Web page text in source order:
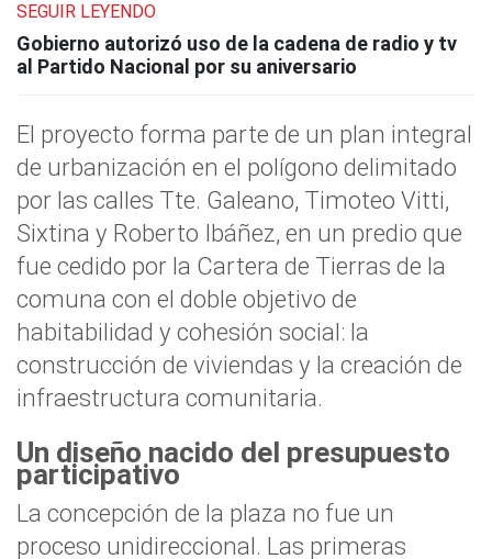
SEGUIR LEYENDO
Gobierno autorizó uso de la cadena de radio y tv
al Partido Nacional por su aniversario
El proyecto forma parte de un plan integral
de urbanización en el polígono delimitado
por las calles Tte. Galeano, Timoteo Vitti,
Sixtina y Roberto Ibáñez, en un predio que
fue cedido por la Cartera de Tierras de la
comuna con el doble objetivo de
habitabilidad y cohesión social: la
construcción de viviendas y la creación de
infraestructura comunitaria.
Un diseño nacido del presupuesto
participativo
La concepción de la plaza no fue un
proceso unidireccional. Las primeras